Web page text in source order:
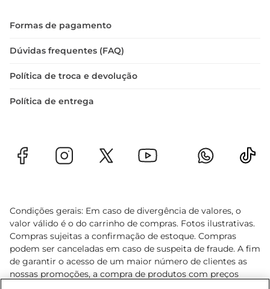
Formas de pagamento
Dúvidas frequentes (FAQ)
Política de troca e devolução
Política de entrega
Condições gerais: Em caso de divergência de valores, o
valor válido é o do carrinho de compras. Fotos ilustrativas.
Compras sujeitas a confirmação de estoque. Compras
podem ser canceladas em caso de suspeita de fraude. A fim
de garantir o acesso de um maior número de clientes as
nossas promoções, a compra de produtos com preços